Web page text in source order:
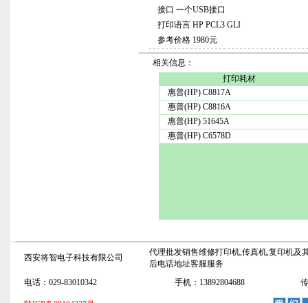
接口 一个USB接口
打印语言 HP PCL3 GLI
参考价格 1980元
相关信息：
打印耗材
惠普(HP) C8817A
惠普(HP) C8816A
惠普(HP) 51645A
惠普(HP) C6578D
西安将智电子科技有限公司
代理批发销售维修打印机,传真机,复印机及
后电话地址客服服务
电话：029-83010342
手机：13892804688